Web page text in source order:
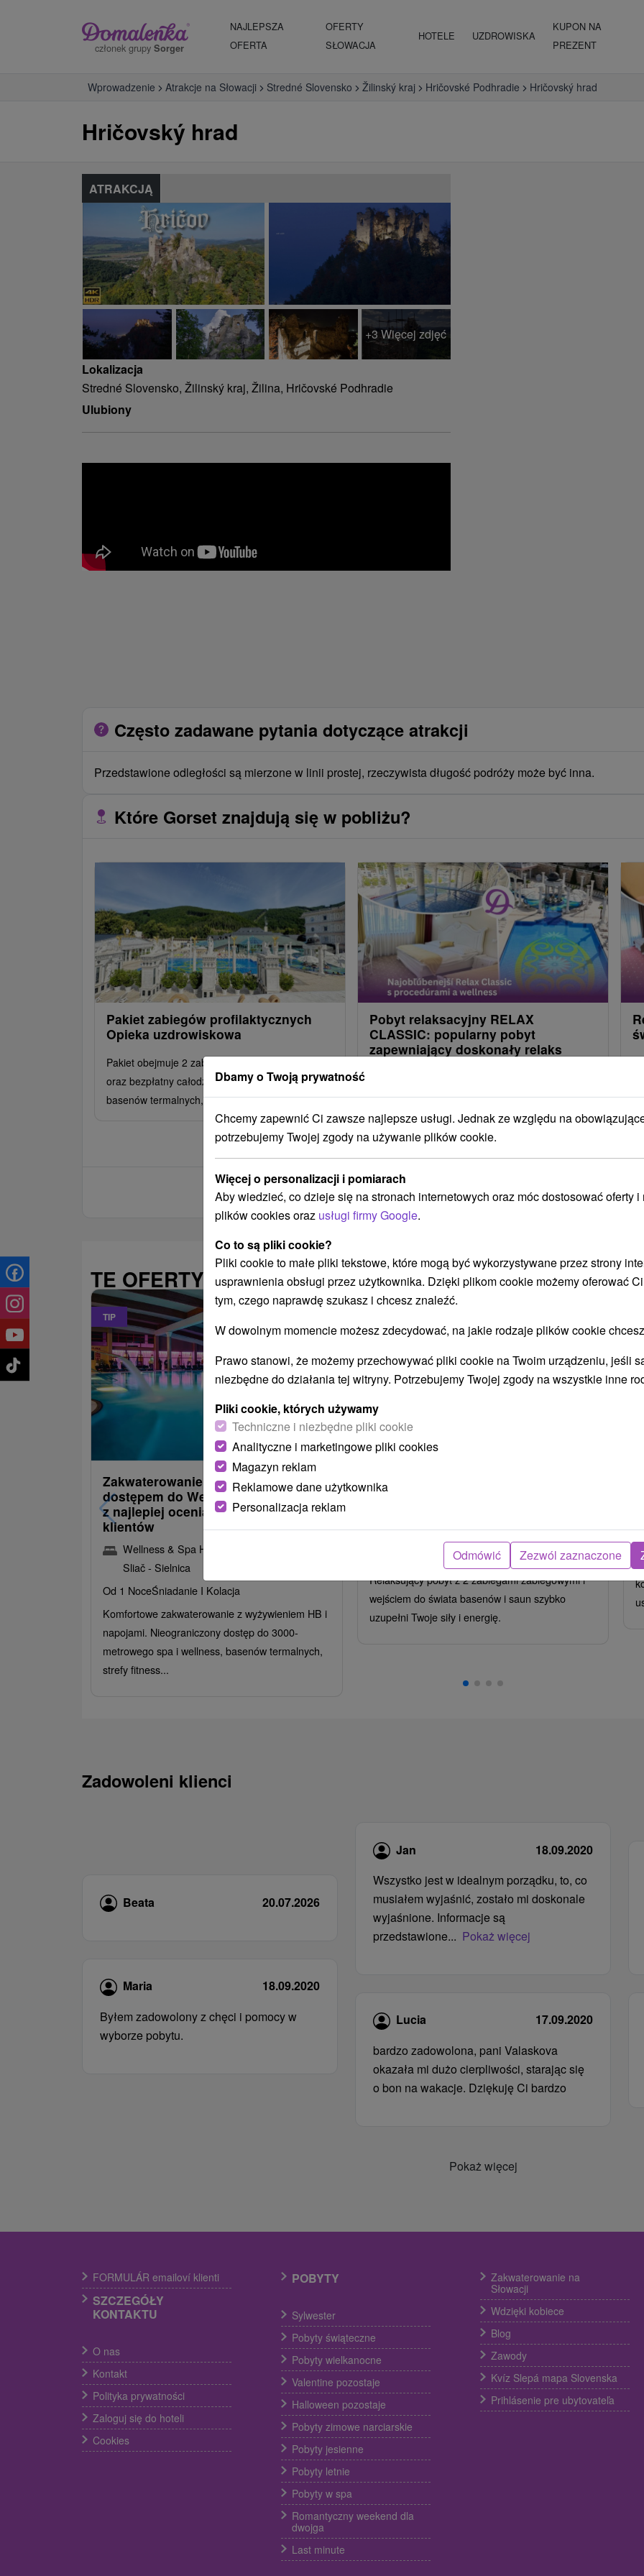
członek grupy Sorger
NAJLEPSZA
OFERTA
OFERTY
SŁOWACJA
HOTELE UZDROWISKA
KUPON NA
PREZENT
Wprowadzenie Atrakcje na Słowacji Stredné Slovensko Žilinský kraj Hričovské Podhradie Hričovský hrad
Hričovský hrad
ATRAKCJĄ
+3 Więcej zdjęć
Lokalizacja
Stredné Slovensko, Žilinský kraj, Žilina, Hričovské Podhradie
Ulubiony
Często zadawane pytania dotyczące atrakcji
Przedstawione odległości są mierzone w linii prostej, rzeczywista długość podróży może być inna.
Które Gorset znajdują się w pobliżu?
Pakiet zabiegów profilaktycznych
Opieka uzdrowiskowa
Pakiet obejmuje 2 zabiegi szyte na miarę dziennie
oraz bezpłatny całodzienny dostęp do kompleksu
basenów termalnych, świata saun i Natural Spa.
Pobyt relaksacyjny RELAX
CLASSIC: popularny pobyt
zapewniający doskonały relaks
posiłkami. Pakiet obejmuje nieograniczony dostęp
do basenów termalnych, Natural Spa, świata
saun oraz zabiegów fitness i relaksacyjnych.
Załaduj więcej
TE OFERTY MOGĄ PAŃSTWO BYĆ TAKŻE
TIP
od485,22zł
/noc/osoba
Zakwaterowanie z obiadokolacją i
dostępem do Wellness i Spa: Jeden
z najlepiej ocenianych hoteli przez
klientów
Wellness & Spa Hotel Kaskady
Sliač - Sielnica
Od 1 NoceŚniadanie I Kolacja
Komfortowe zakwaterowanie z wyżywieniem HB i
napojami. Nieograniczony dostęp do 3000-
metrowego spa i wellness, basenów termalnych,
strefy fitness...
Intensywny pobyt MINI RELAX:
Szybka i skuteczna ucieczka od
Hotel Flóra★★★Trenczańskie Teplice
Śniadanie I Kolacja
Relaksujący pobyt z 2 zabiegami zabiegowymi i
wejściem do świata basenów i saun szybko
uzupełni Twoje siły i energię.
Zadowoleni klienci
Beata 20.07.2026
Maria
18.09.2020
Byłem zadowolony z chęci i pomocy w
wyborze pobytu.
Jan
18.09.2020
Wszystko jest w idealnym porządku, to, co
musiałem wyjaśnić, zostało mi doskonale
wyjaśnione. Informacje są
przedstawione... Pokaż więcej
Lucia
17.09.2020
bardzo zadowolona, ​​pani Valaskova
okazała mi dużo cierpliwości, starając się
o bon na wakacje. Dziękuję Ci bardzo
Pokaż więcej
FORMULÁR emailoví klienti
SZCZEGÓŁY
KONTAKTU
O nas
Kontakt
Polityka prywatności
Zaloguj się do hoteli
Cookies
POBYTY
Sylwester
Pobyty świąteczne
Pobyty wielkanocne
Valentine pozostaje
Halloween pozostaje
Pobyty zimowe narciarskie
Pobyty jesienne
Pobyty letnie
Pobyty w spa
Romantyczny weekend dla
dwojga
Last minute
Zakwaterowanie na
Słowacji
Wdzięki kobiece
Blog
Zawody
Kvíz Slepá mapa Slovenska
Prihlásenie pre ubytovateľa
Dbamy o Twoją prywatność
Chcemy zapewnić Ci zawsze najlepsze usługi. Jednak ze względu na
potrzebujemy Twojej zgody na używanie plików cookie.
Więcej o personalizacji i pomiarach
Aby wiedzieć, co dzieje się na stronach internetowych oraz móc dostosować oferty i
plików cookies oraz usługi firmy Google.
Co to są pliki cookie?
Pliki cookie to małe pliki tekstowe, które mogą być wykorzystywane przez strony
usprawnienia obsługi przez użytkownika. Dzięki plikom cookie możemy oferować
tym, czego naprawdę szukasz i chcesz znaleźć.
W dowolnym momencie możesz zdecydować, na jakie rodzaje plików cookie
Prawo stanowi, że możemy przechowywać pliki cookie na Twoim urządzeniu, jeśli
niezbędne do działania tej witryny. Potrzebujemy Twojej zgody na wszystkie inne
Pliki cookie, których używamy
Techniczne i niezbędne pliki cookie
Analityczne i marketingowe pliki cookies
Magazyn reklam
Reklamowe dane użytkownika
Personalizacja reklam
Odmówić Zezwól zaznaczone